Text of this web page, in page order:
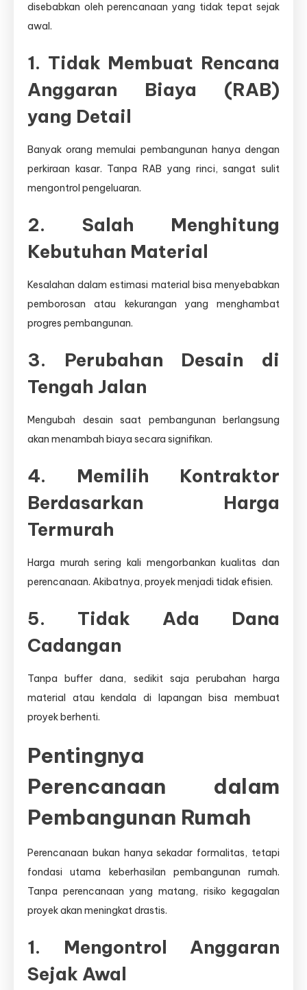
disebabkan oleh perencanaan yang tidak tepat sejak
awal.
1. Tidak Membuat Rencana
Anggaran Biaya (RAB)
yang Detail
Banyak orang memulai pembangunan hanya dengan
perkiraan kasar. Tanpa RAB yang rinci, sangat sulit
mengontrol pengeluaran.
2. Salah Menghitung
Kebutuhan Material
Kesalahan dalam estimasi material bisa menyebabkan
pemborosan atau kekurangan yang menghambat
progres pembangunan.
3. Perubahan Desain di
Tengah Jalan
Mengubah desain saat pembangunan berlangsung
akan menambah biaya secara signifikan.
4. Memilih Kontraktor
Berdasarkan Harga
Termurah
Harga murah sering kali mengorbankan kualitas dan
perencanaan. Akibatnya, proyek menjadi tidak efisien.
5. Tidak Ada Dana
Cadangan
Tanpa buffer dana, sedikit saja perubahan harga
material atau kendala di lapangan bisa membuat
proyek berhenti.
Pentingnya
Perencanaan dalam
Pembangunan Rumah
Perencanaan bukan hanya sekadar formalitas, tetapi
fondasi utama keberhasilan pembangunan rumah.
Tanpa perencanaan yang matang, risiko kegagalan
proyek akan meningkat drastis.
1. Mengontrol Anggaran
Sejak Awal